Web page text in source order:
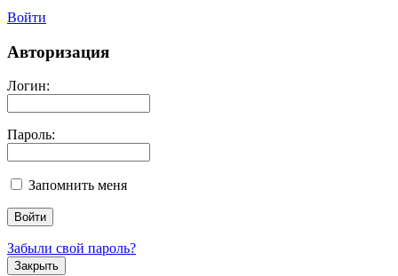
Войти
Авторизация
Логин:
Пароль:
Запомнить меня
Забыли свой пароль?
Закрыть